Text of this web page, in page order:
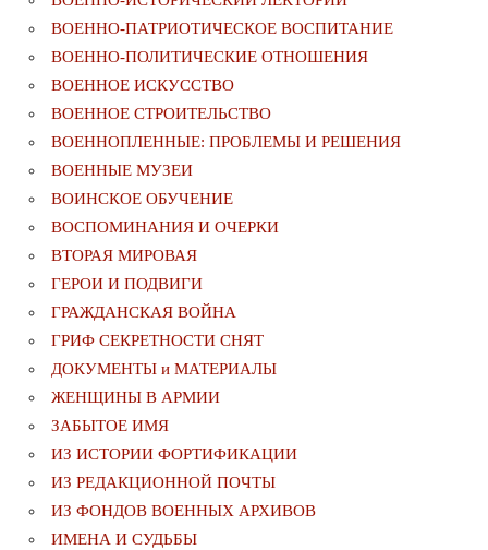
ВОЕННО-ПАТРИОТИЧЕСКОЕ ВОСПИТАНИЕ
ВОЕННО-ПОЛИТИЧЕСКИE ОТНОШЕНИЯ
ВОЕННОЕ ИСКУССТВО
ВОЕННОЕ СТРОИТЕЛЬСТВО
ВОЕННОПЛЕННЫЕ: ПРОБЛЕМЫ И РЕШЕНИЯ
ВОЕННЫЕ МУЗЕИ
ВОИНСКОЕ ОБУЧЕНИЕ
ВОСПОМИНАНИЯ И ОЧЕРКИ
ВТОРАЯ МИРОВАЯ
ГЕРОИ И ПОДВИГИ
ГРАЖДАНСКАЯ ВОЙНА
ГРИФ СЕКРЕТНОСТИ СНЯТ
ДОКУМЕНТЫ и МАТЕРИАЛЫ
ЖЕНЩИНЫ В АРМИИ
ЗАБЫТОЕ ИМЯ
ИЗ ИСТОРИИ ФОРТИФИКАЦИИ
ИЗ РЕДАКЦИОННОЙ ПОЧТЫ
ИЗ ФОНДОВ ВОЕННЫХ АРХИВОВ
ИМЕНА И СУДЬБЫ